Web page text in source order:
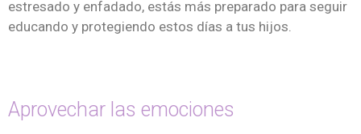
estresado y enfadado, estás más preparado para seguir
educando y protegiendo estos días a tus hijos.
Aprovechar las emociones